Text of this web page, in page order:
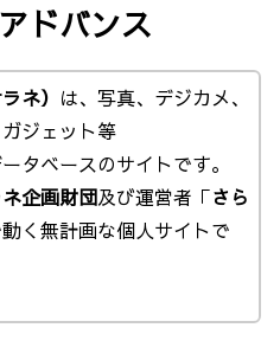
ドバンス
ネ） は、写真、デジカメ、
ジェット等
タベースのサイトです。
企画財団及び運営者「さら
く無計画な個人サイトで